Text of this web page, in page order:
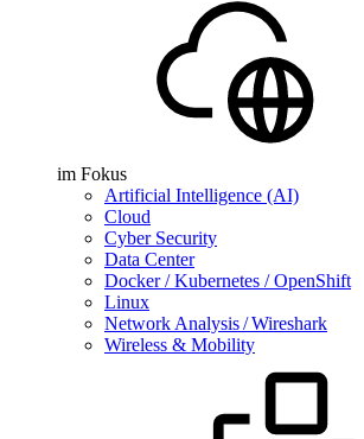
im Fokus
Artificial Intelligence (AI)
Cloud
Cyber Security
Data Center
Docker / Kubernetes / OpenShift
Linux
Network Analysis / Wireshark
Wireless & Mobility